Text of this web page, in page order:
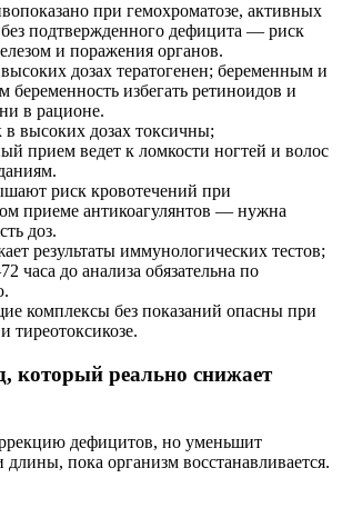
при гемохроматозе, активных
подтвержденного дефицита — риск
и поражения органов.
дозах тератогенен; беременным и
избегать ретиноидов и
в рационе.
высоких дозах токсичны;
прием ведет к ломкости ногтей и волос
риск кровотечений при
приеме антикоагулянтов — нужна
доз.
результаты иммунологических тестов;
часа до анализа обязательна по
комплексы без показаний опасны при
тиреотоксикозе.
который реально снижает
дефицитов, но уменьшит
пока организм восстанавливается.